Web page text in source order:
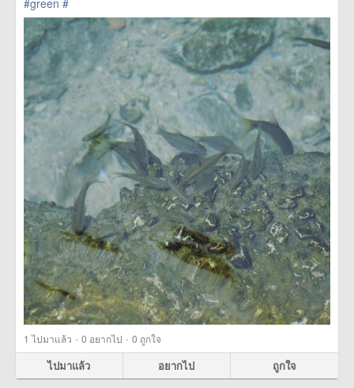
#green #
href=https://m.thetrippacker.com/th/image/location/208582>
more
1 ไปมาแล้ว · 0 อยากไป · 0 ถูกใจ
ไปมาแล้ว อยากไป ถูกใจ